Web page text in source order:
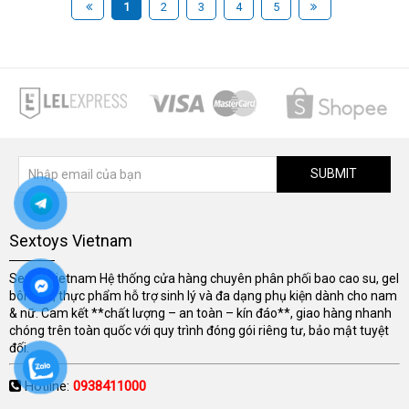
1 2 3 4 5
SUBMIT
Sextoys Vietnam
Sextoyvietnam Hệ thống cửa hàng chuyên phân phối bao cao su, gel
bôi trơn, thực phẩm hỗ trợ sinh lý và đa dạng phụ kiện dành cho nam
& nữ. Cam kết **chất lượng – an toàn – kín đáo**, giao hàng nhanh
chóng trên toàn quốc với quy trình đóng gói riêng tư, bảo mật tuyệt
đối.
Hotline: 0938411000